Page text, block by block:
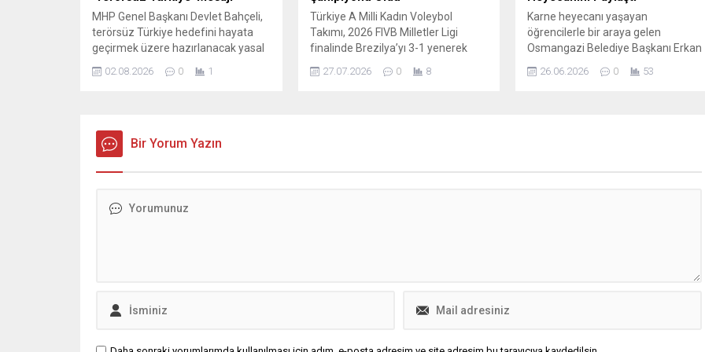
MHP Genel Başkanı Devlet Bahçeli,
terörsüz Türkiye hedefini hayata
geçirmek üzere hazırlanacak yasal
düzenlemeler hakkında önemli
değerlendirmelerde bulundu. Bu
vurguladı. Bahçeli, çerçeve yasanın
milli bir mesele olarak ele alınması
gerektiğini belirterek,
biçimde bireysel özgürlüklerin
02.08.2026 0 1
Türkiye A Milli Kadın Voleybol
Takımı, 2026 FIVB Milletler Ligi
finalinde Brezilya’yı 3-1 yenerek
zafere ulaştı. Çin’in Makao kentinde
oynanan karşılaşmanın ardından
değerlendirildi; sporcular ve teknik
27.07.2026 0 8
Karne heyecanı yaşayan
öğrencilerle bir araya gelen
Osmangazi Belediye Başkanı Erkan
Aydın, çocuklara karnelerini
dağıtarak sevinçlerine ortak oldu.
heyecanı yaşayarak yaz tatiline
26.06.2026 0 53
Bir Yorum Yazın